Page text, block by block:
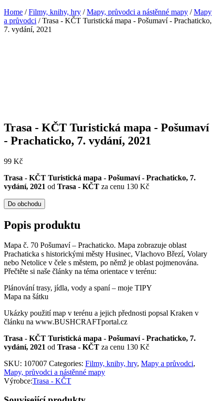
Home /Filmy, knihy, hry /Mapy, průvodci a nástěnné mapy /Mapy
a průvodci / Trasa - KČT Turistická mapa - Pošumaví - Prachaticko,
7. vydání, 2021
Trasa - KČT Turistická mapa - Pošumaví
- Prachaticko, 7. vydání, 2021
99 Kč
Trasa - KČT Turistická mapa - Pošumaví - Prachaticko, 7.
vydání, 2021 od Trasa - KČT za cenu 130 Kč
Do obchodu
Popis produktu
Mapa č. 70 Pošumaví – Prachaticko. Mapa zobrazuje oblast
Prachaticka s historickými městy Husinec, Vlachovo Březí, Volary
nebo Netolice v čele s městem, po němž je oblast pojmenována.
Přečtěte si naše články na téma orientace v terénu:
Plánování trasy, jídla, vody a spaní – moje TIPY
Mapa na šátku
Ukázky použití map v terénu a jejich přednosti popsal Kraken v
článku na www.BUSHCRAFTportal.cz
Trasa - KČT Turistická mapa - Pošumaví - Prachaticko, 7.
vydání, 2021 od Trasa - KČT za cenu 130 Kč
SKU: 107007 Categories: Filmy, knihy, hry, Mapy a průvodci,
Mapy, průvodci a nástěnné mapy
Výrobce:Trasa - KČT